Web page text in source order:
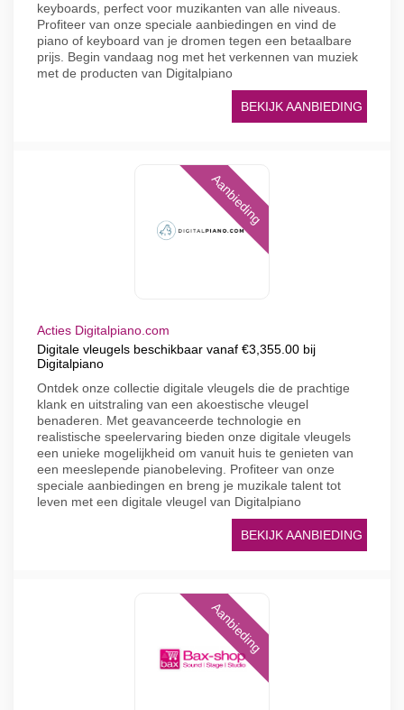
keyboards, perfect voor muzikanten van alle niveaus.
Profiteer van onze speciale aanbiedingen en vind de
piano of keyboard van je dromen tegen een betaalbare
prijs. Begin vandaag nog met het verkennen van muziek
met de producten van Digitalpiano
BEKIJK AANBIEDING
Aanbieding
Acties Digitalpiano.com
Digitale vleugels beschikbaar vanaf €3,355.00 bij
Digitalpiano
Ontdek onze collectie digitale vleugels die de prachtige
klank en uitstraling van een akoestische vleugel
benaderen. Met geavanceerde technologie en
realistische speelervaring bieden onze digitale vleugels
een unieke mogelijkheid om vanuit huis te genieten van
een meeslepende pianobeleving. Profiteer van onze
speciale aanbiedingen en breng je muzikale talent tot
leven met een digitale vleugel van Digitalpiano
BEKIJK AANBIEDING
Aanbieding